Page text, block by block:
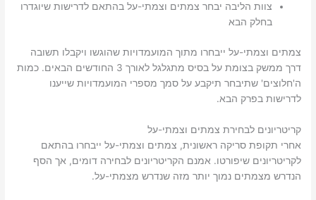
צוות הליבה יבחר צמתים וצמתי-על בהתאם לדרישות שיוגדרו
בחלק הבא
צמתים וצמתי-על ייבחרו מתוך המועמדויות שהוגשו ויקבלו תשובה
דרך ממשק בצומת על בסיס מתגלגל לאורך 3 החודשים הבאים. כמות
ה'חלוצים' שתיבחר תיקבע על סמך מספרי המועמדויות שייענו
לדרישות בפרק הבא.
קריטריונים לבחירת צמתים וצמתי-על
אחרי תקופת סריקה ראשונית, צמתים וצמתי-על ייבחרו בהתאם
לקריטריונים שיפורטו. אמנם הקריטריונים לבחירה דומים, אך הסף
הנדרש מצמתים נמוך יותר מזה שנדרש מצמתי-על.